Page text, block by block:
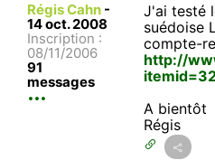
Régis Cahn -
14 oct. 2008
Inscription :
08/11/2006
91
messages
J'ai testé
suédoise
compte-
http://
A bientôt
Régis